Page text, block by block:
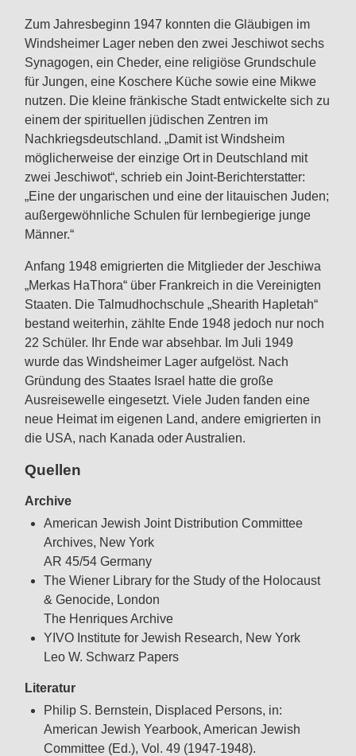
Zum Jahresbeginn 1947 konnten die Gläubigen im
Windsheimer Lager neben den zwei Jeschiwot sechs
Synagogen, ein Cheder, eine religiöse Grundschule
für Jungen, eine Koschere Küche sowie eine Mikwe
nutzen. Die kleine fränkische Stadt entwickelte sich zu
einem der spirituellen jüdischen Zentren im
Nachkriegsdeutschland. „Damit ist Windsheim
möglicherweise der einzige Ort in Deutschland mit
zwei Jeschiwot“, schrieb ein Joint-Berichterstatter:
„Eine der ungarischen und eine der litauischen Juden;
außergewöhnliche Schulen für lernbegierige junge
Männer.“
Anfang 1948 emigrierten die Mitglieder der Jeschiwa
„Merkas HaThora“ über Frankreich in die Vereinigten
Staaten. Die Talmudhochschule „Shearith Hapletah“
bestand weiterhin, zählte Ende 1948 jedoch nur noch
22 Schüler. Ihr Ende war absehbar. Im Juli 1949
wurde das Windsheimer Lager aufgelöst. Nach
Gründung des Staates Israel hatte die große
Ausreisewelle eingesetzt. Viele Juden fanden eine
neue Heimat im eigenen Land, andere emigrierten in
die USA, nach Kanada oder Australien.
Quellen
Archive
American Jewish Joint Distribution Committee
Archives, New York
AR 45/54 Germany
The Wiener Library for the Study of the Holocaust
& Genocide, London
The Henriques Archive
YIVO Institute for Jewish Research, New York
Leo W. Schwarz Papers
Literatur
Philip S. Bernstein, Displaced Persons, in:
American Jewish Yearbook, American Jewish
Committee (Ed.), Vol. 49 (1947-1948).